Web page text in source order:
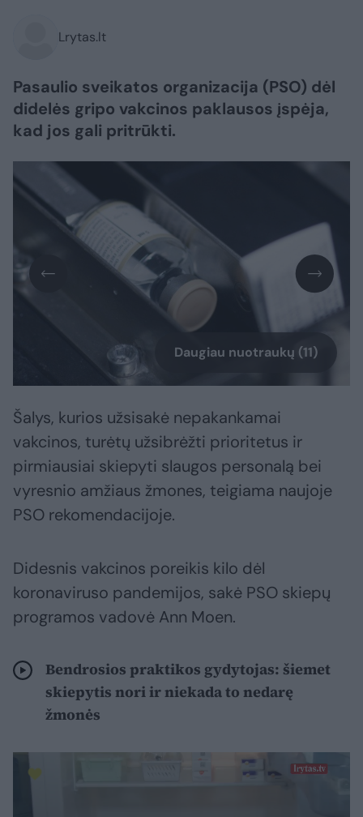
Lrytas.lt
Pasaulio sveikatos organizacija (PSO) dėl
didelės gripo vakcinos paklausos įspėja,
kad jos gali pritrūkti.
Daugiau nuotraukų (11)
Šalys, kurios užsisakė nepakankamai
vakcinos, turėtų užsibrėžti prioritetus ir
pirmiausiai skiepyti slaugos personalą bei
vyresnio amžiaus žmones, teigiama naujoje
PSO rekomendacijoje.
Didesnis vakcinos poreikis kilo dėl
koronaviruso pandemijos, sakė PSO skiepų
programos vadovė Ann Moen.
Bendrosios praktikos gydytojas: šiemet
skiepytis nori ir niekada to nedarę
žmonės